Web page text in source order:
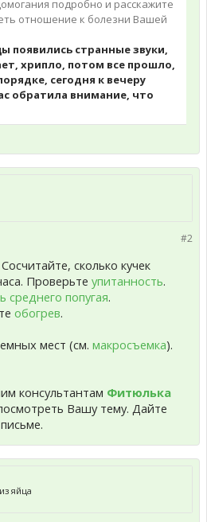
подробно и расскажите
отношение к болезни Вашей
появились странные звуки,
хрипло, потом все прошло,
сегодня к вечеру
обратила внимание, что
#2
сколько кучек
Проверьте упитанность.
среднего попугая.
обогрев.
мест (см. макросъемка).
консультантам Фитюлька
Вашу тему. Дайте
яйца